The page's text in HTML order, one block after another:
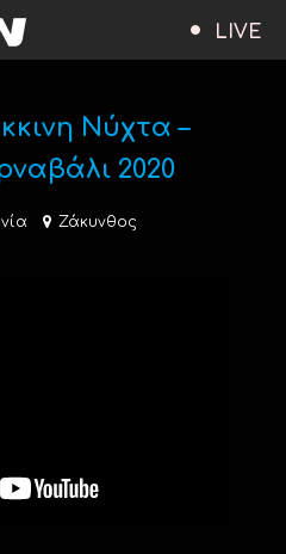
LIVE
Νύχτα –
2020
Ζάκυνθος